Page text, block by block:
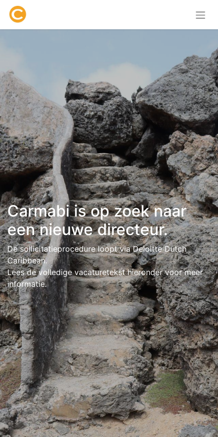
Carmabi is op zoek naar
een nieuwe directeur.
De sollicitatieprocedure loopt via Deloitte Dutch
Caribbean.
Lees de volledige vacaturetekst hieronder voor meer
informatie.